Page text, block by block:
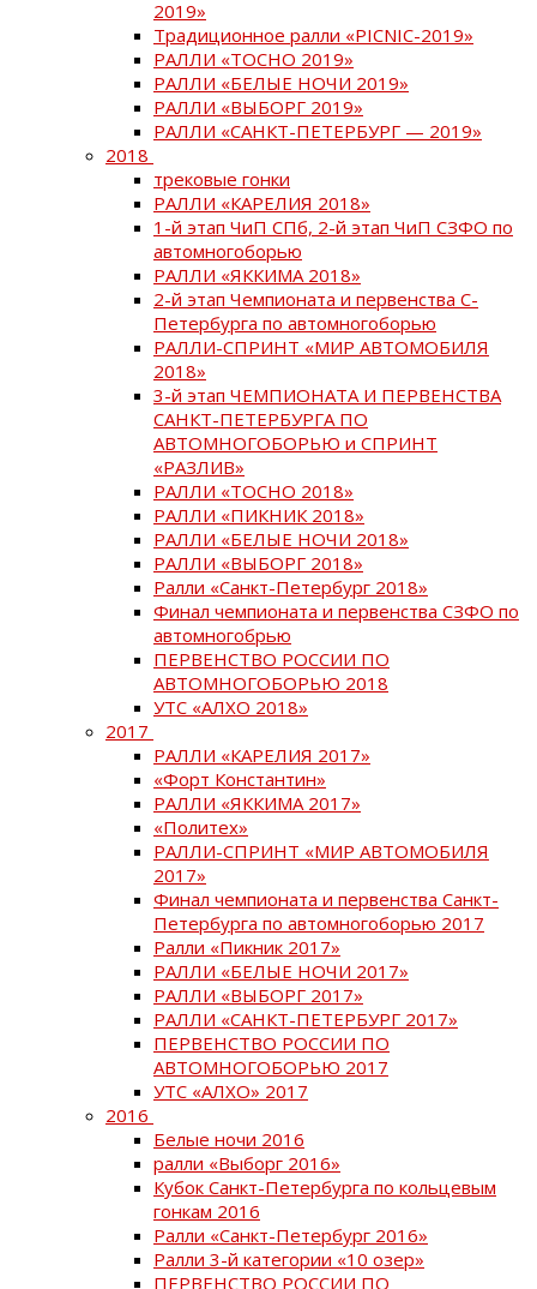
2019»
Традиционное ралли «PICNIC-2019»
РАЛЛИ «ТОСНО 2019»
РАЛЛИ «БЕЛЫЕ НОЧИ 2019»
РАЛЛИ «ВЫБОРГ 2019»
РАЛЛИ «САНКТ-ПЕТЕРБУРГ — 2019»
2018
трековые гонки
РАЛЛИ «КАРЕЛИЯ 2018»
1-й этап ЧиП СПб, 2-й этап ЧиП СЗФО по
автомногоборью
РАЛЛИ «ЯККИМА 2018»
2-й этап Чемпионата и первенства С-
Петербурга по автомногоборью
РАЛЛИ-СПРИНТ «МИР АВТОМОБИЛЯ
2018»
3-й этап ЧЕМПИОНАТА И ПЕРВЕНСТВА
САНКТ-ПЕТЕРБУРГА ПО
АВТОМНОГОБОРЬЮ и СПРИНТ
«РАЗЛИВ»
РАЛЛИ «ТОСНО 2018»
РАЛЛИ «ПИКНИК 2018»
РАЛЛИ «БЕЛЫЕ НОЧИ 2018»
РАЛЛИ «ВЫБОРГ 2018»
Ралли «Санкт-Петербург 2018»
Финал чемпионата и первенства СЗФО по
автомногобрью
ПЕРВЕНСТВО РОССИИ ПО
АВТОМНОГОБОРЬЮ 2018
УТС «АЛХО 2018»
2017
РАЛЛИ «КАРЕЛИЯ 2017»
«Форт Константин»
РАЛЛИ «ЯККИМА 2017»
«Политех»
РАЛЛИ-СПРИНТ «МИР АВТОМОБИЛЯ
2017»
Финал чемпионата и первенства Санкт-
Петербурга по автомногоборью 2017
Ралли «Пикник 2017»
РАЛЛИ «БЕЛЫЕ НОЧИ 2017»
РАЛЛИ «ВЫБОРГ 2017»
РАЛЛИ «САНКТ-ПЕТЕРБУРГ 2017»
ПЕРВЕНСТВО РОССИИ ПО
АВТОМНОГОБОРЬЮ 2017
УТС «АЛХО» 2017
2016
Белые ночи 2016
ралли «Выборг 2016»
Кубок Санкт-Петербурга по кольцевым
гонкам 2016
Ралли «Санкт-Петербург 2016»
Ралли 3-й категории «10 озер»
ПЕРВЕНСТВО РОССИИ ПО